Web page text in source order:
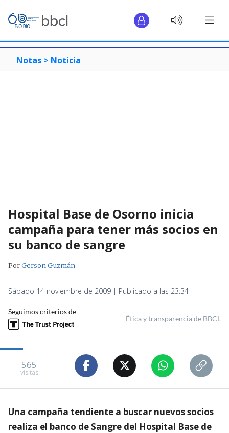
Notas > Noticia
Hospital Base de Osorno inicia
campaña para tener más socios en
su banco de sangre
PorGerson Guzmán
Sábado 14 noviembre de 2009 | Publicado a las 23:34
Seguimos criterios de
Ética y transparencia de BBCL
565
visitas
Una campaña tendiente a buscar nuevos socios
realiza el banco de Sangre del Hospital Base de